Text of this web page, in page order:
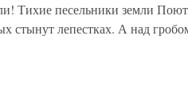
Тихие песельники земли
стынут лепестках. А над